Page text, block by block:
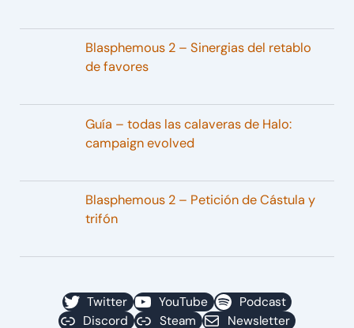
Blasphemous 2 – Sinergias del retablo
de favores
Guía – todas las calaveras de Halo:
campaign evolved
Blasphemous 2 – Petición de Cástula y
trifón
Twitter YouTube
Podcast
Discord
Steam Newsletter